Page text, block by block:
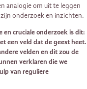
analogie om uit te leggen
onderzoek en inzichten.
cruciale onderzoek is dit:
een veld dat de geest heet.
velden en dit zou de
verklaren die we
van reguliere